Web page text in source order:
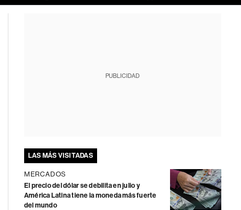
PUBLICIDAD
LAS MÁS VISITADAS
MERCADOS
El precio del dólar se debilita en julio y
América Latina tiene la moneda más fuerte
del mundo